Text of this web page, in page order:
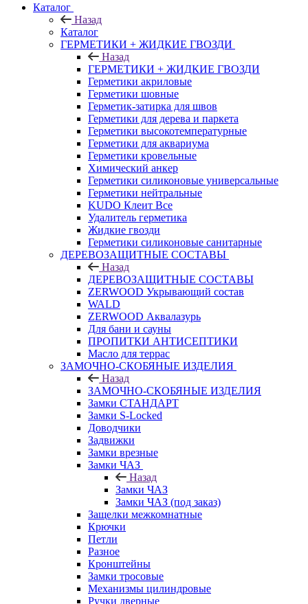
Каталог
Назад
Каталог
ГЕРМЕТИКИ + ЖИДКИЕ ГВОЗДИ
Назад
ГЕРМЕТИКИ + ЖИДКИЕ ГВОЗДИ
Герметики акриловые
Герметики шовные
Герметик-затирка для швов
Герметики для дерева и паркета
Герметики высокотемпературные
Герметики для аквариума
Герметики кровельные
Химический анкер
Герметики силиконовые универсальные
Герметики нейтральные
KUDO Клеит Все
Удалитель герметика
Жидкие гвозди
Герметики силиконовые санитарные
ДЕРЕВОЗАЩИТНЫЕ СОСТАВЫ
Назад
ДЕРЕВОЗАЩИТНЫЕ СОСТАВЫ
ZERWOOD Укрывающий состав
WALD
ZERWOOD Аквалазурь
Для бани и сауны
ПРОПИТКИ АНТИСЕПТИКИ
Масло для террас
ЗАМОЧНО-СКОБЯНЫЕ ИЗДЕЛИЯ
Назад
ЗАМОЧНО-СКОБЯНЫЕ ИЗДЕЛИЯ
Замки СТАНДАРТ
Замки S-Locked
Доводчики
Задвижки
Замки врезные
Замки ЧАЗ
Назад
Замки ЧАЗ
Замки ЧАЗ (под заказ)
Защелки межкомнатные
Крючки
Петли
Разное
Кронштейны
Замки тросовые
Механизмы цилиндровые
Ручки дверные